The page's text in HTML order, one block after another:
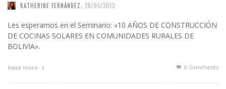
KATHERINE FERNÁNDEZ 20/05/2013
Les esperamos en el Seminario: «10 AÑOS DE CONSTRUCCIÓN
DE COCINAS SOLARES EN COMUNIDADES RURALES DE
BOLIVIA».
Read more 0 Comments